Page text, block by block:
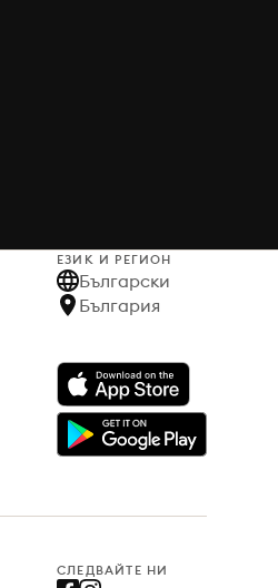
ЕЗИК И РЕГИОН
Български
България
СЛЕДВАЙТЕ НИ